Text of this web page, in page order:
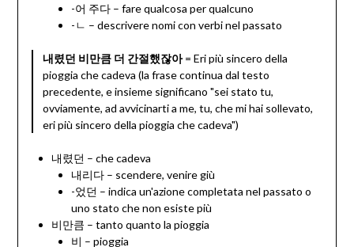
-어 주다 – fare qualcosa per qualcuno
-ㄴ – descrivere nomi con verbi nel passato
내렸던 비만큼 더 간절했잖아= Eri più sincero della
pioggia che cadeva (la frase continua dal testo
precedente, e insieme significano "sei stato tu,
ovviamente, ad avvicinarti a me, tu, che mi hai sollevato,
eri più sincero della pioggia che cadeva")
내렸던 – che cadeva
내리다 – scendere, venire giù
-었던 – indica un'azione completata nel passato o
uno stato che non esiste più
비만큼 – tanto quanto la pioggia
비 – pioggia